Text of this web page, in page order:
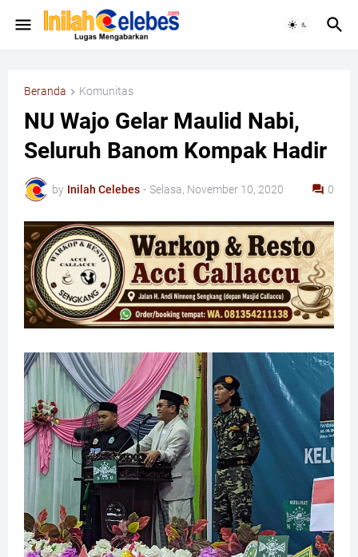
Beranda Komunitas
NU Wajo Gelar Maulid Nabi,
Seluruh Banom Kompak Hadir
by Inilah Celebes - Selasa, November 10, 2020 0